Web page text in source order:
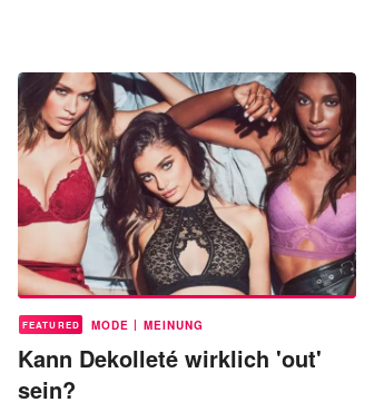
FEATURED MODE | MEINUNG
Kann Dekolleté wirklich 'out'
sein?